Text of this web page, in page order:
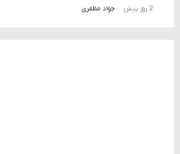
2 روز پیش جواد مظفری